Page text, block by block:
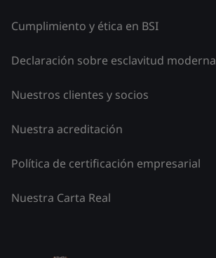
Cumplimiento y ética en BSI
Declaración sobre esclavitud moderna
Nuestros clientes y socios
Nuestra acreditación
Política de certificación empresarial
Nuestra Carta Real